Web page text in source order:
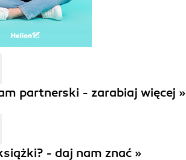
partnerski - zarabiaj więcej »
- daj nam znać »